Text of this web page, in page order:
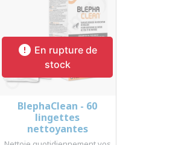
 En rupture de
stock
Aperçu rapide
BlephaClean - 60
lingettes
nettoyantes